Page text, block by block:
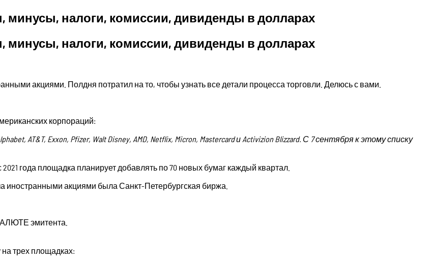
налоги, комиссии, дивиденды в долларах
налоги, комиссии, дивиденды в долларах
акциями. Полдня потратил на то, чтобы узнать все детали процесса торговли. Делюсь с вами.
корпораций:
AT&T, Exxon, Pfizer, Walt Disney, AMD, Netflix, Micron, Mastercard и Activizion Blizzard. С 7 сентября к этому списку
года площадка планирует добавлять по 70 новых бумаг каждый квартал.
иностранными акциями была Санкт-Петербургская биржа.
эмитента.
на трех площадках: